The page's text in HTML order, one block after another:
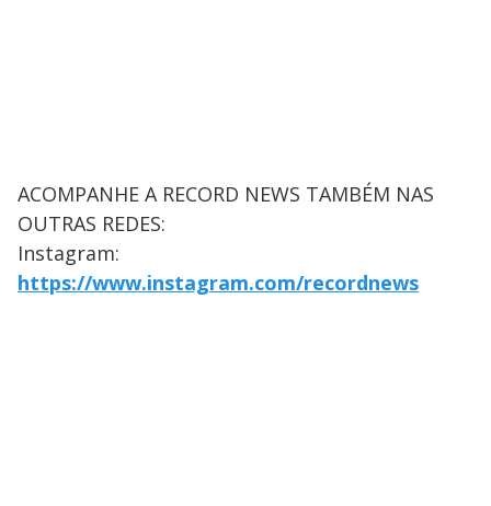
ACOMPANHE A RECORD NEWS TAMBÉM NAS
OUTRAS REDES:
Instagram:
https://www.instagram.com/recordnews